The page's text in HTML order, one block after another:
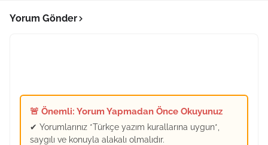
Yorum Gönder
🚨 Önemli: Yorum Yapmadan Önce Okuyunuz
✔ Yorumlarınız *Türkçe yazım kurallarına uygun*,
saygılı ve konuyla alakalı olmalıdır.